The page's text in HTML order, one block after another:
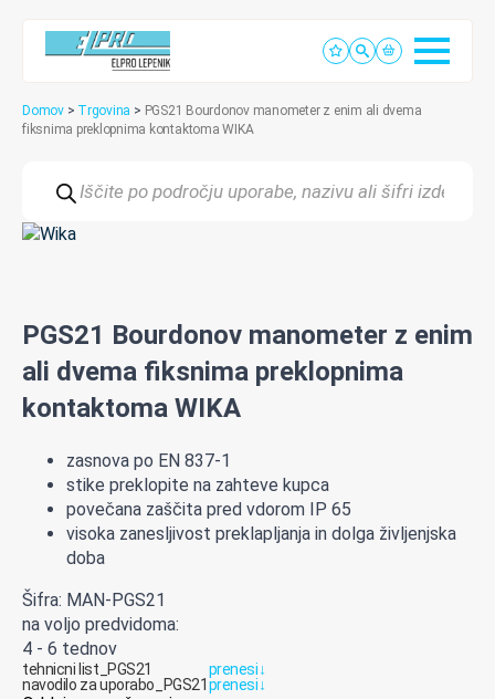
Domov > Trgovina > PGS21 Bourdonov manometer z enim ali dvema
fiksnima preklopnima kontaktoma WIKA
search
PGS21 Bourdonov manometer z enim
ali dvema fiksnima preklopnima
kontaktoma WIKA
zasnova po EN 837-1
stike preklopite na zahteve kupca
povečana zaščita pred vdorom IP 65
visoka zanesljivost preklapljanja in dolga življenjska
doba
Šifra: MAN-PGS21
na voljo predvidoma:
4 - 6 tednov
tehnicni list_PGS21 prenesi↓
navodilo za uporabo_PGS21prenesi↓